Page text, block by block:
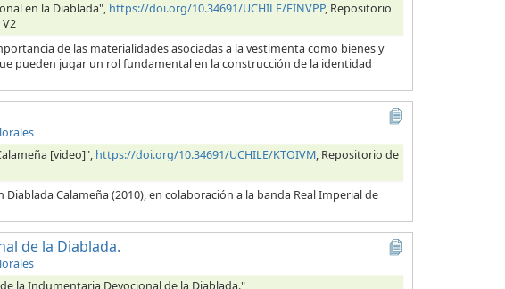
en la Diablada", https://doi.org/10.34691/UCHILE/FINVPP, Repositorio
de las materialidades asociadas a la vestimenta como bienes y
pueden jugar un rol fundamental en la construcción de la identidad
[video]", https://doi.org/10.34691/UCHILE/KTOIVM, Repositorio de
Calameña (2010), en colaboración a la banda Real Imperial de
de la Diablada.